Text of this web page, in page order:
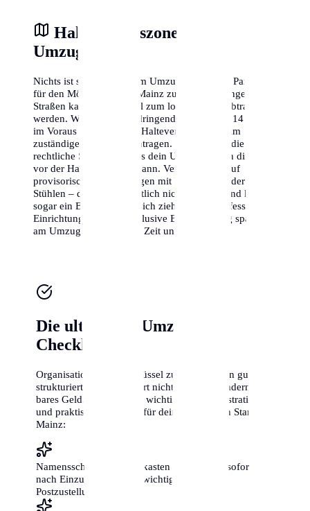
Halteverbotszone am
Umzugstag
Nichts ist stressiger als am Umzugstag keinen Parkplatz
für den Möbelwagen in Mainz zu finden. In engen
Straßen kann dies schnell zum logistischen Albtraum
werden. Wir empfehlen dringend, mindestens 14 Tage
im Voraus eine offizielle Halteverbotszone beim
zuständigen Amt zu beantragen. Dies gibt dir die
rechtliche Sicherheit, dass dein Umzugswagen direkt
vor der Haustür parken kann. Vertraue nicht auf
provisorische Absperrungen mit Flatterband oder
Stühlen – diese sind rechtlich nicht bindend und können
sogar ein Bußgeld nach sich ziehen. Eine professionelle
Einrichtung der Zone inklusive Beschilderung spart dir
am Umzugstag wertvolle Zeit und Nerven.
Die ultimative Umzugs-
Checkliste
Organisation ist der Schlüssel zum Erfolg. Ein gut
strukturierter Umzug spart nicht nur Zeit, sondern auch
bares Geld. Hier sind die wichtigsten administrativen
und praktischen Schritte für deinen perfekten Start in
Mainz:
Namensschilder an Briefkasten und Klingel sofort
nach Einzug anbringen (wichtig für die
Postzustellung!)